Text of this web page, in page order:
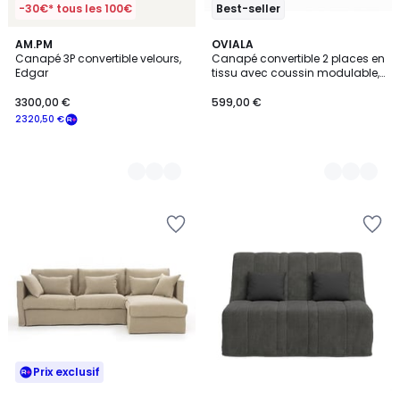
-30€* tous les 100€
AM.PM
Canapé 3P convertible velours,
Edgar
2320,50 €
3300,00 €
14
Couleurs
Best-seller
OVIALA
Canapé convertible 2 places en
tissu avec coussin modulable,
599,00 €
4
Couleurs
Prix exclusif